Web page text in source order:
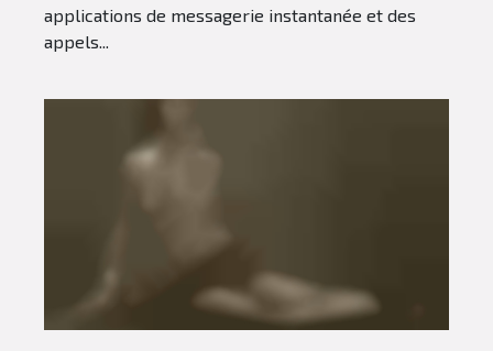
applications de messagerie instantanée et des
appels...